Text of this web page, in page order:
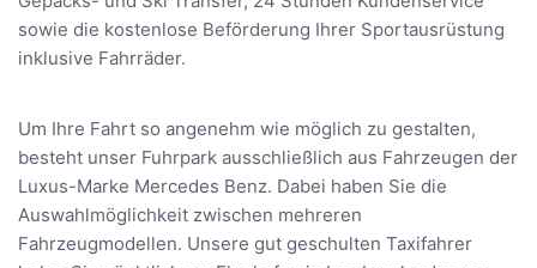
sowie die kostenlose Beförderung Ihrer Sportausrüstung
inklusive Fahrräder.
Um Ihre Fahrt so angenehm wie möglich zu gestalten,
besteht unser Fuhrpark ausschließlich aus Fahrzeugen der
Luxus-Marke Mercedes Benz. Dabei haben Sie die
Auswahlmöglichkeit zwischen mehreren
Fahrzeugmodellen. Unsere gut geschulten Taxifahrer